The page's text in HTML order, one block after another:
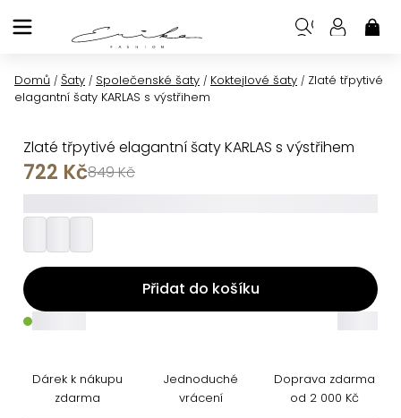
na
Domů / Šaty / Společenské šaty / Koktejlové šaty / Zlaté třpytivé
elagantní šaty KARLAS s výstřihem
Zlaté třpytivé elagantní šaty KARLAS s výstřihem
849 Kč
722 Kč
Přidat do košíku
Dárek k nákupu
zdarma
Jednoduché
vrácení
Doprava zdarma
od 2 000 Kč